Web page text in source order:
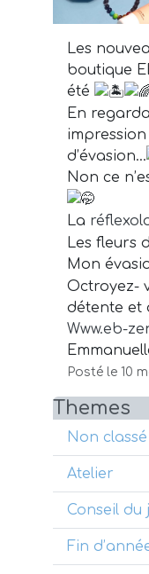
Themes
Non classé
Atelier
Conseil du
Fin
Les
boutique
été
En
d’évasion…
Non ce
La
Les fleurs
Mon
Octroyez-
détente et
Www.eb-
Posté le 10